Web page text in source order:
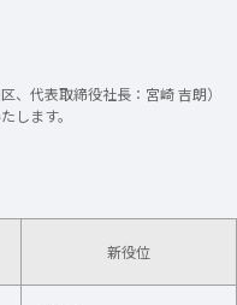
、代表取締役社長：宮崎 吉朗）
します。
新役位